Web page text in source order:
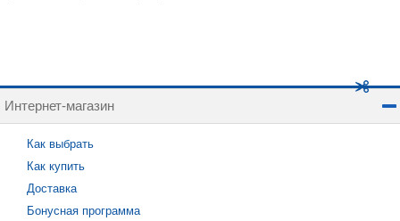
Интернет-магазин
Как выбрать
Как купить
Доставка
Бонусная программа